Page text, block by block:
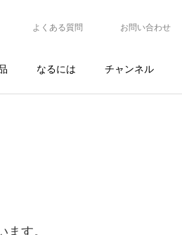
よくある質問 お問い合わせ
なるには チャンネル
す。